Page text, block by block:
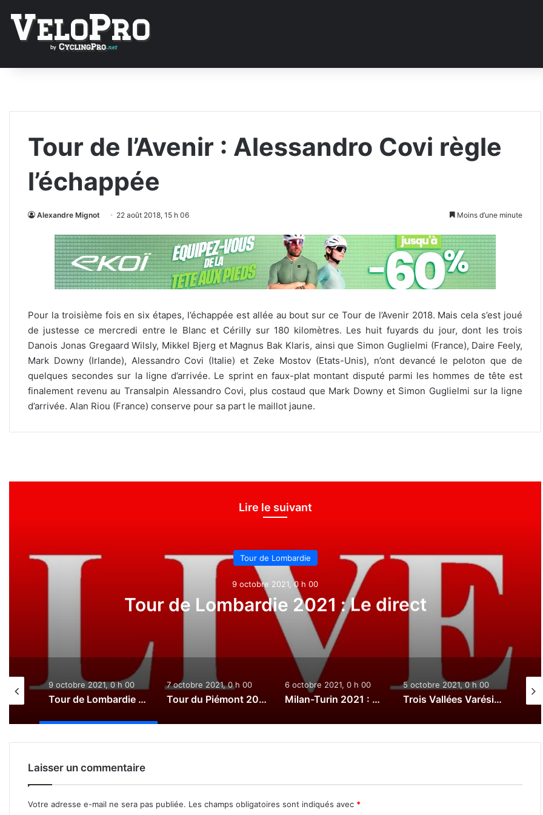
Tour de l’Avenir : Alessandro Covi règle
l’échappée
Alexandre Mignot 22 août 2018, 15 h 06 Moins d’une minute
Pour la troisième fois en six étapes, l’échappée est allée au bout sur ce Tour de l’Avenir 2018. Mais cela s’est joué
de justesse ce mercredi entre le Blanc et Cérilly sur 180 kilomètres. Les huit fuyards du jour, dont les trois
Danois Jonas Gregaard Wilsly, Mikkel Bjerg et Magnus Bak Klaris, ainsi que Simon Guglielmi (France), Daire Feely,
Mark Downy (Irlande), Alessandro Covi (Italie) et Zeke Mostov (Etats-Unis), n’ont devancé le peloton que de
quelques secondes sur la ligne d’arrivée. Le sprint en faux-plat montant disputé parmi les hommes de tête est
finalement revenu au Transalpin Alessandro Covi, plus costaud que Mark Downy et Simon Guglielmi sur la ligne
d’arrivée. Alan Riou (France) conserve pour sa part le maillot jaune.
Lire le suivant
Tour de Lombardie
9 octobre 2021, 0 h 00
Tour de Lombardie 2021 : Le direct
9 octobre 2021, 0 h 00
Tour de Lombardie 2021 : Le direct
7 octobre 2021, 0 h 00
Tour du Piémont 2021 : Le direct
6 octobre 2021, 0 h 00
Milan-Turin 2021 : Le direct
5 octobre 2021, 0 h 00
Trois Vallées Varésines 2021 : Le direct
3
Laisser un commentaire
Votre adresse e-mail ne sera pas publiée. Les champs obligatoires sont indiqués avec *